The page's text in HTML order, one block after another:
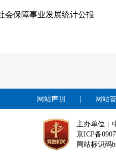
会保障事业发展统计公报
网站声明 网站
主办单位：
京ICP备
网站标识码